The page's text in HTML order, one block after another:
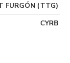
FURGÓN (TTG)
CYRB